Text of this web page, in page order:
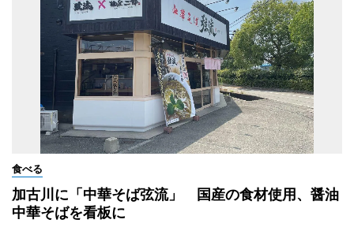
食べる
加古川に「中華そば弦流」 国産の食材使用、醤油
中華そばを看板に